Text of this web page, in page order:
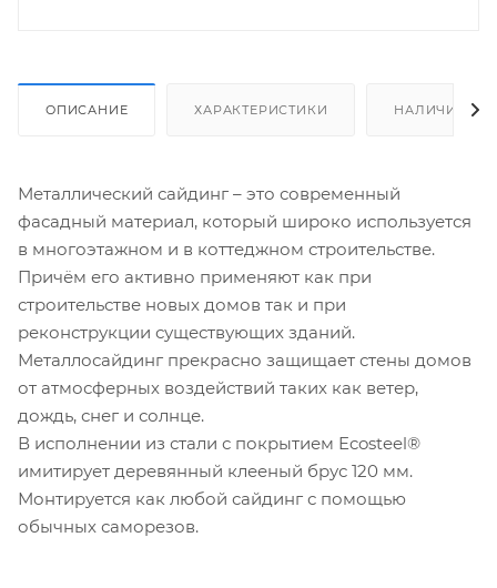
ОПИСАНИЕ ХАРАКТЕРИСТИКИ НАЛИЧИЕ
Металлический сайдинг – это современный
фасадный материал, который широко используется
в многоэтажном и в коттеджном строительстве.
Причём его активно применяют как при
строительстве новых домов так и при
реконструкции существующих зданий.
Металлосайдинг прекрасно защищает стены домов
от атмосферных воздействий таких как ветер,
дождь, снег и солнце.
В исполнении из стали с покрытием Ecosteel®
имитирует деревянный клееный брус 120 мм.
Монтируется как любой сайдинг с помощью
обычных саморезов.